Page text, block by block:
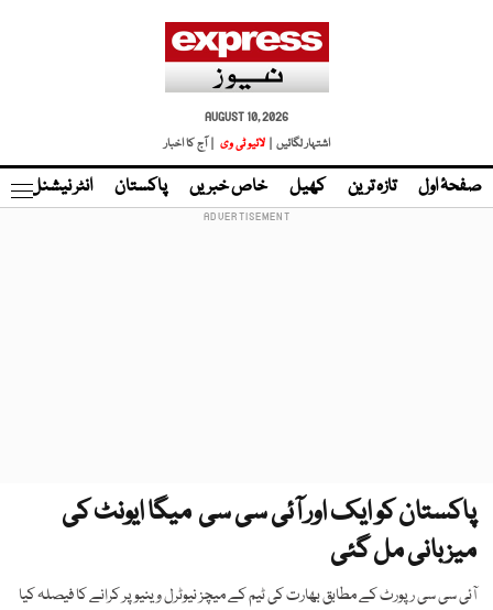
AUGUST 10, 2026
اشتہار لگائیں |
لائیو ٹی وی | آج کا اخبار
صفحۂ اول تازہ ترین کھیل خاص خبریں پاکستان انٹر نیشنل
پاکستان کو ایک اور آئی سی سی میگا ایونٹ کی
میزبانی مل گئی
آئی سی سی رپورٹ کے مطابق بھارت کی ٹیم کے میچز نیوٹرل وینیو پر کرانے کا فیصلہ کیا